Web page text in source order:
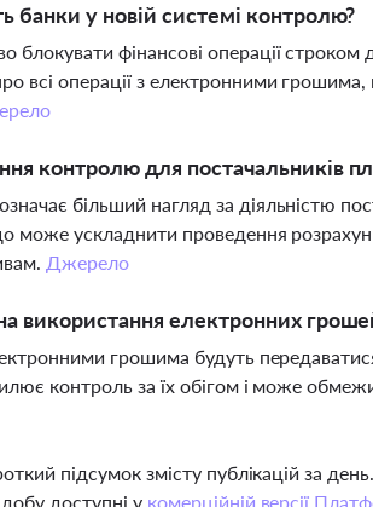
банки у новій системі контролю?
блокувати фінансові операції строком
всі операції з електронними
контролю для постачальників
більший нагляд за діяльністю
може ускладнити проведення
Джерело
використання електронних
грошима будуть
контроль за їх обігом і може
підсумок змісту публікацій за
доступні у комерційній версії